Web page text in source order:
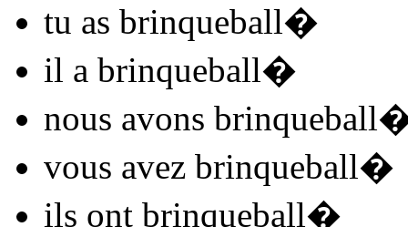
tu as brinqueball�
il a brinqueball�
nous avons brinqueball
vous avez brinqueball�
ils ont brinqueball�